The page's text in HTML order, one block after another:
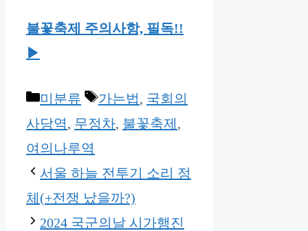
불꽃축제 주의사항, 필독!!
▶︎
Categories
미분류 Tags
가는법, 국회의
사당역, 무정차, 불꽃축제 ,
여의나루역
서울 하늘 전투기 소리 정
체(+전쟁 났을까?)
2024 국군의날 시가행진